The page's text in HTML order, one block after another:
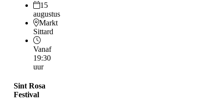
15
augustus
Markt
Sittard
Vanaf
19:30
uur
Sint Rosa
Festival